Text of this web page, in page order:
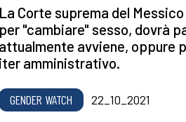
La Corte suprema del
per "cambiare" sesso, dovrà
attualmente avviene, oppure
iter amministrativo.
GENDER WATCH 22_10_2021